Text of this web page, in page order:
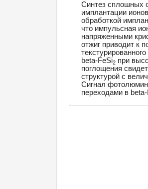
Синтез сплошных
имплантации
обработкой
что импульсная
напряженными
отжиг приводит к
beta-FeSi2при
поглощения
структурой с
Сигнал
переходами в